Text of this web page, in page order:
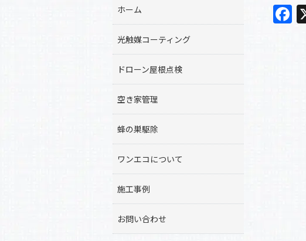
F
ホーム
光触媒コーティング
ドローン屋根点検
空き家管理
蜂の巣駆除
ワンエコについて
施工事例
お問い合わせ